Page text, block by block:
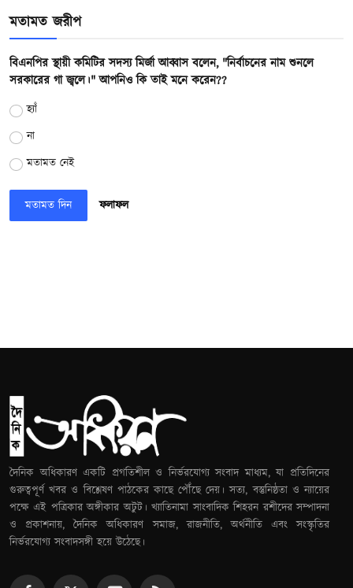
মতামত জরীপ
বিএনপির স্থায়ী কমিটির সদস্য মির্জা আব্বাস বলেন, "নির্বাচনের নাম শুনলে
সরকারের গা জ্বলে।" আপনিও কি তাই মনে করেন??
হ্যাঁ
না
মতামত নেই
মতামত দিন ফলাফল
দৈনিক অধিকারণ একটি প্রগতিশীল ও নির্ভরযোগ্য সংবাদ মাধ্যম, যা প্রতিদিনের
গুরুত্বপূর্ণ খবর ও বিশ্লেষণ পাঠকের কাছে পৌঁছে দেয়। সত্য, বস্তুনিষ্ঠতা ও ন্যায়ের
পক্ষে এই পত্রিকার অঙ্গীকার অটুট। খ্যাতিনামা সাংবাদিক শিহরন রশীদের সম্পাদনা
ও প্রকাশনায়, দৈনিক অধিকারণ সমাজ, রাজনীতি, অর্থনীতি এবং সংস্কৃতির
নির্ভরযোগ্য সংবাদসঙ্গী হয়ে উঠেছে।